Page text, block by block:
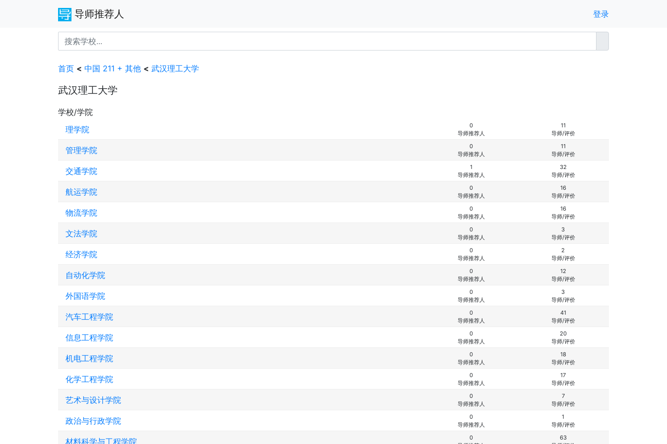
导师推荐人 登录
首页 < 中国 211 + 其他 < 武汉理工大学
武汉理工大学
学校/学院
理学院
0
导师推荐人
11
导师/评价
管理学院
0
导师推荐人
11
导师/评价
交通学院
1
导师推荐人
32
导师/评价
航运学院
0
导师推荐人
16
导师/评价
物流学院
0
导师推荐人
16
导师/评价
文法学院
0
导师推荐人
3
导师/评价
经济学院
0
导师推荐人
2
导师/评价
自动化学院
0
导师推荐人
12
导师/评价
外国语学院
0
导师推荐人
3
导师/评价
汽车工程学院
0
导师推荐人
41
导师/评价
信息工程学院
0
导师推荐人
20
导师/评价
机电工程学院
0
导师推荐人
18
导师/评价
化学工程学院
0
导师推荐人
17
导师/评价
艺术与设计学院
0
导师推荐人
7
导师/评价
政治与行政学院
0
导师推荐人
1
导师/评价
材料科学与工程学院
0
63